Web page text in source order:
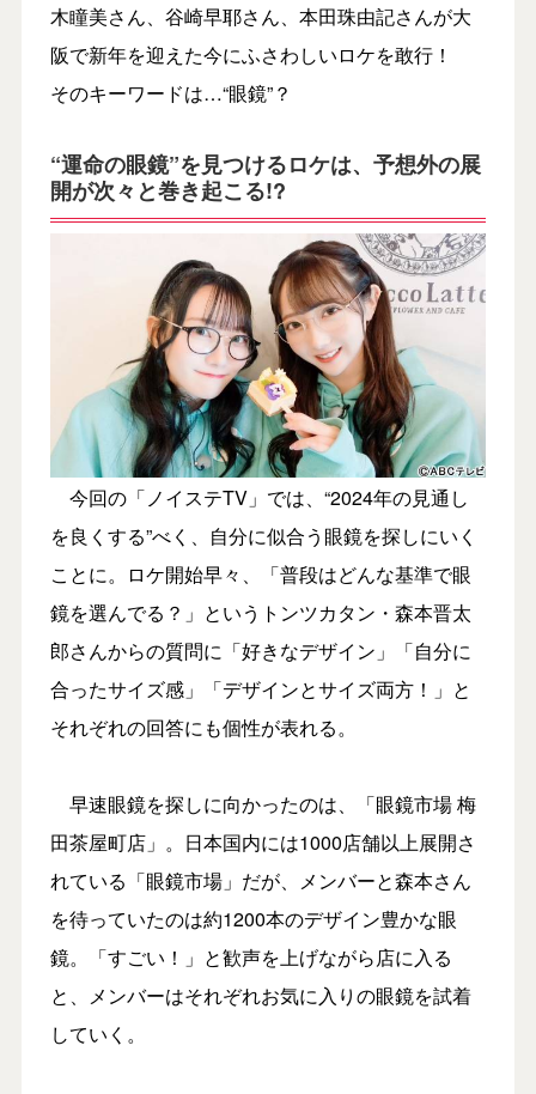
木瞳美さん、谷崎早耶さん、本田珠由記さんが大
阪で新年を迎えた今にふさわしいロケを敢行！
そのキーワードは…“眼鏡”？
“運命の眼鏡”を見つけるロケは、予想外の展
開が次々と巻き起こる!?
今回の「ノイステTV」では、“2024年の見通し
を良くする”べく、自分に似合う眼鏡を探しにいく
ことに。ロケ開始早々、「普段はどんな基準で眼
鏡を選んでる？」というトンツカタン・森本晋太
郎さんからの質問に「好きなデザイン」「自分に
合ったサイズ感」「デザインとサイズ両方！」と
それぞれの回答にも個性が表れる。
早速眼鏡を探しに向かったのは、「眼鏡市場 梅
田茶屋町店」。日本国内には1000店舗以上展開さ
れている「眼鏡市場」だが、メンバーと森本さん
を待っていたのは約1200本のデザイン豊かな眼
鏡。「すごい！」と歓声を上げながら店に入る
と、メンバーはそれぞれお気に入りの眼鏡を試着
していく。